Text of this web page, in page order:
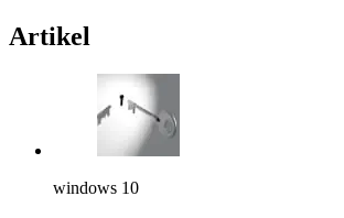
Artikel
windows 10